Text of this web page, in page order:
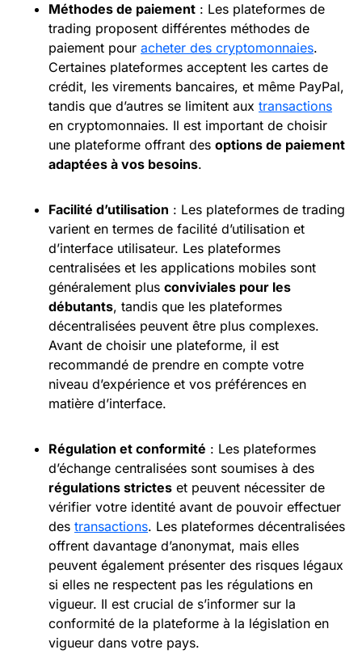
Méthodes de paiement : Les plateformes de
trading proposent différentes méthodes de
paiement pour acheter des cryptomonnaies.
Certaines plateformes acceptent les cartes de
crédit, les virements bancaires, et même PayPal,
tandis que d’autres se limitent aux transactions
en cryptomonnaies. Il est important de choisir
une plateforme offrant des options de paiement
adaptées à vos besoins.
Facilité d’utilisation : Les plateformes de trading
varient en termes de facilité d’utilisation et
d’interface utilisateur. Les plateformes
centralisées et les applications mobiles sont
généralement plus conviviales pour les
débutants, tandis que les plateformes
décentralisées peuvent être plus complexes.
Avant de choisir une plateforme, il est
recommandé de prendre en compte votre
niveau d’expérience et vos préférences en
matière d’interface.
Régulation et conformité : Les plateformes
d’échange centralisées sont soumises à des
régulations strictes et peuvent nécessiter de
vérifier votre identité avant de pouvoir effectuer
des transactions. Les plateformes décentralisées
offrent davantage d’anonymat, mais elles
peuvent également présenter des risques légaux
si elles ne respectent pas les régulations en
vigueur. Il est crucial de s’informer sur la
conformité de la plateforme à la législation en
vigueur dans votre pays.